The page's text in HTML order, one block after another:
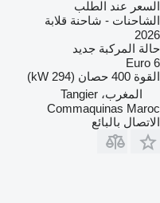
السعر عند الطلب
الشاحنات - شاحنة قلابة
2026
حالة المركبة جديد
Euro 6
القوة 400 حصان (294 kW)
المغرب، Tangier
Commaquinas Maroc
الاتصال بالبائع